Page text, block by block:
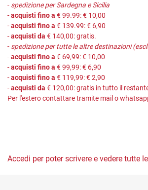
- spedizione per Sardegna e Sicilia
-acquisti fino a € 99.99: € 10,00
-acquisti fino a € 139.99: € 6,90
-acquisti da € 140,00: gratis.
- spedizione per tutte le altre destinazioni
-acquisti fino a € 69,99: € 10,00
-acquisti fino a € 99,99: € 6,90
-acquisti fino a € 119,99: € 2,90
-acquisti da € 120,00: gratis in tutto il
Per l'estero contattare tramite mail o
Accedi per poter scrivere e vedere tutte